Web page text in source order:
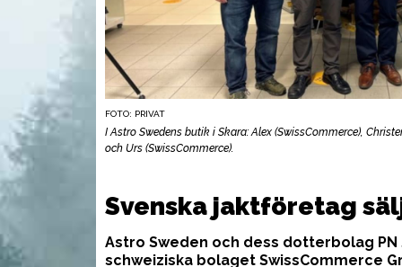
FOTO: PRIVAT
I Astro Swedens butik i Skara: Alex (SwissCommerce),
och Urs (SwissCommerce).
Svenska jaktföretag
Astro Sweden och dess dotterbolag
schweiziska bolaget SwissCommerce